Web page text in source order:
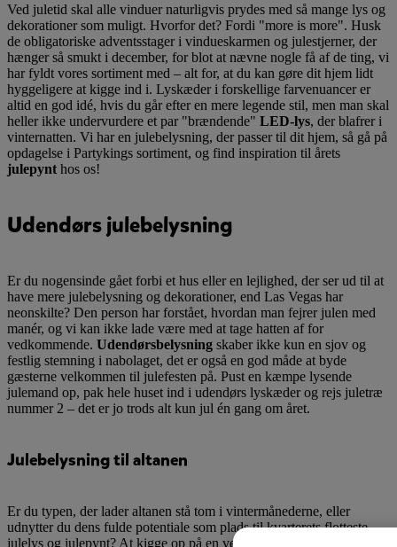
Ved juletid skal alle vinduer naturligvis prydes med så mange lys og
dekorationer som muligt. Hvorfor det? Fordi "more is more". Husk
de obligatoriske adventsstager i vindueskarmen og julestjerner, der
hænger så smukt i december, for blot at nævne nogle få af de ting, vi
har fyldt vores sortiment med – alt for, at du kan gøre dit hjem lidt
hyggeligere at kigge ind i. Lyskæder i forskellige farvenuancer er
altid en god idé, hvis du går efter en mere legende stil, men man skal
heller ikke undervurdere et par "brændende" LED-lys, der blafrer i
vinternatten. Vi har en julebelysning, der passer til dit hjem, så gå på
opdagelse i Partykings sortiment, og find inspiration til årets
julepynt hos os!
Udendørs julebelysning
Er du nogensinde gået forbi et hus eller en lejlighed, der ser ud til at
have mere julebelysning og dekorationer, end Las Vegas har
neonskilte? Den person har forstået, hvordan man fejrer julen med
manér, og vi kan ikke lade være med at tage hatten af for
vedkommende. Udendørsbelysning skaber ikke kun en sjov og
festlig stemning i nabolaget, det er også en god måde at byde
gæsterne velkommen til julefesten på. Pust en kæmpe lysende
julemand op, pak hele huset ind i udendørs lyskæder og rejs juletræ
nummer 2 – det er jo trods alt kun jul én gang om året.
Julebelysning til altanen
Er du typen, der lader altanen stå tom i vintermånederne, eller
udnytter du dens fulde potentiale som plads til kvarterets flotteste
julelys og julepynt? At kigge op på en velpyntet altan med